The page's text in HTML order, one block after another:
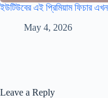
ইউটিউবের এই প্রিমিয়াম ফিচার
May 4, 2026
Leave a Reply